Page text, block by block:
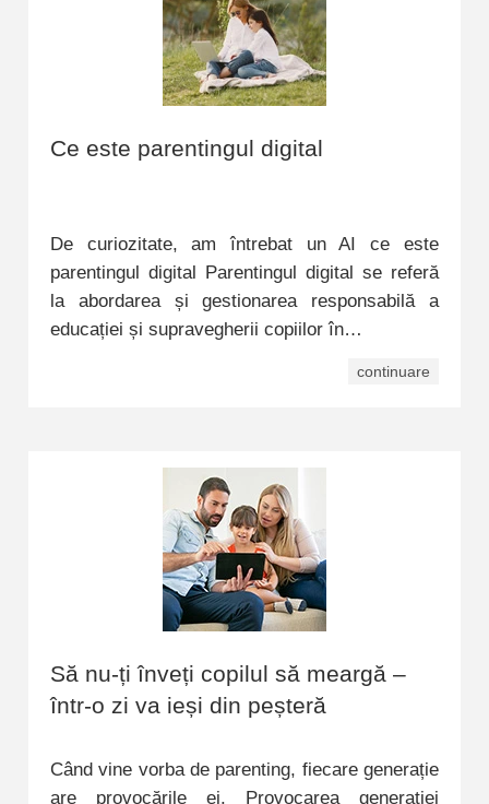
Ce este parentingul digital
De curiozitate, am întrebat un AI ce este
parentingul digital Parentingul digital se referă
la abordarea și gestionarea responsabilă a
educației și supravegherii copiilor în…
continuare
Să nu-ți înveți copilul să meargă –
într-o zi va ieși din peșteră
Când vine vorba de parenting, fiecare generație
are provocările ei. Provocarea generației